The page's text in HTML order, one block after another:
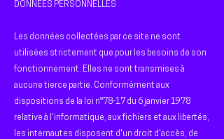
DONNÉES PERSONNELLES
Les données collectées par ce site ne sont
utilisées strictement que pour les besoins de son
fonctionnement. Elles ne sont transmises à
aucune tierce partie. Conformément aux
dispositions de la loi n°78-17 du 6 janvier 1978
relative à l'informatique, aux fichiers et aux libertés,
les internautes disposent d'un droit d'accès, de